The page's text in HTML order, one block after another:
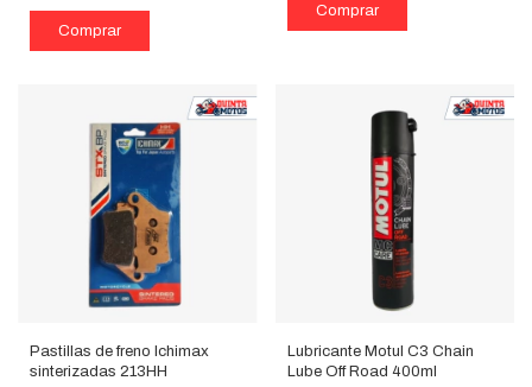
Pastillas de freno Ichimax
sinterizadas 213HH
Lubricante Motul C3 Chain
Lube Off Road 400ml